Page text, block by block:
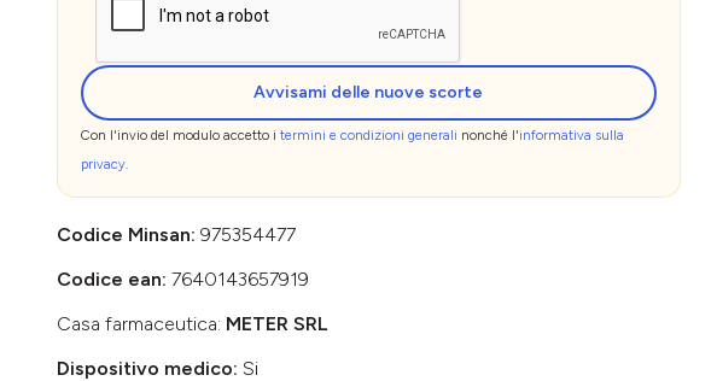
Avvisami delle nuove scorte
Con l'invio del modulo accetto i termini e condizioni generali nonché l'informativa sulla
privacy.
Codice Minsan: 975354477
Codice ean: 7640143657919
Casa farmaceutica: METER SRL
Dispositivo medico: Si